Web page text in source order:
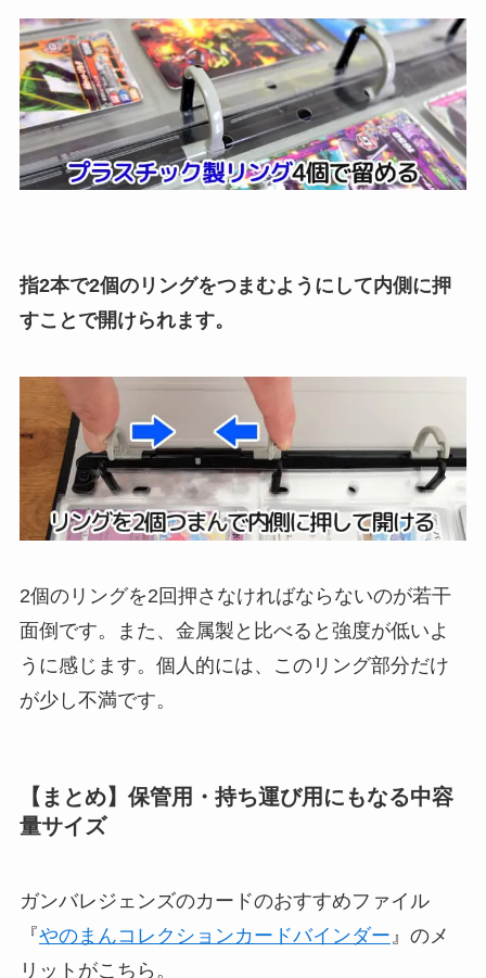
指2本で2個のリングをつまむようにして内側に押
すことで開けられます。
2個のリングを2回押さなければならないのが若干
面倒です。また、金属製と比べると強度が低いよ
うに感じます。個人的には、このリング部分だけ
が少し不満です。
【まとめ】保管用・持ち運び用にもなる中容
量サイズ
ガンバレジェンズのカードのおすすめファイル
『やのまんコレクションカードバインダー 』のメ
リットがこちら。